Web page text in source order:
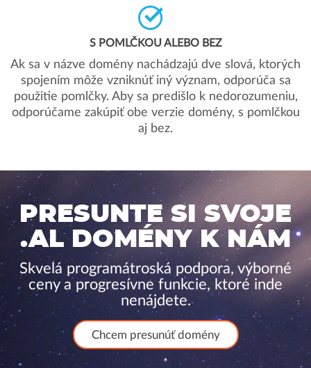
S POMLČKOU ALEBO BEZ
Ak sa v názve domény nachádzajú dve slová, ktorých
spojením môže vzniknúť iný význam, odporúča sa
použitie pomlčky. Aby sa predišlo k nedorozumeniu,
odporúčame zakúpiť obe verzie domény, s pomlčkou
aj bez.
PRESUNTE SI SVOJE
.AL DOMÉNY K NÁM
Skvelá programátroská podpora, výborné
ceny a progresívne funkcie, ktoré inde
nenájdete.
Chcem presunúť domény